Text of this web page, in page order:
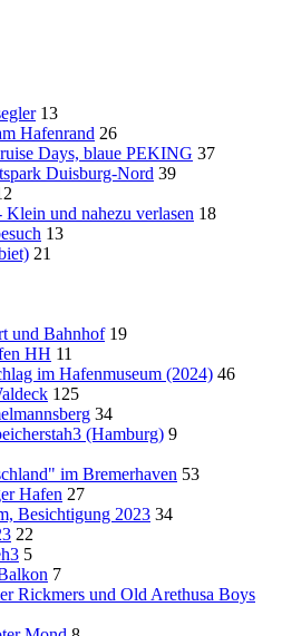
13
Hafenrand 26
Days, blaue PEKING 37
Duisburg-Nord 39
und nahezu verlasen 18
13
21
und Bahnhof 19
HH 11
im Hafenmuseum (2024) 46
125
34
(Hamburg) 9
im Bremerhaven 53
Hafen 27
Besichtigung 2023 34
22
5
7
Rickmers und Old Arethusa Boys